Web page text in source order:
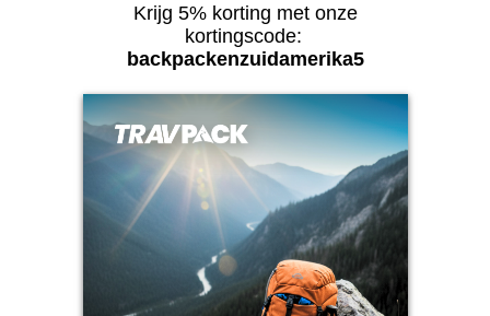
Krijg 5% korting met onze
kortingscode:
backpackenzuidamerika5